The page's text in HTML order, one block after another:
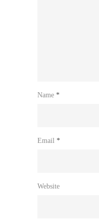
Name *
Email *
Website